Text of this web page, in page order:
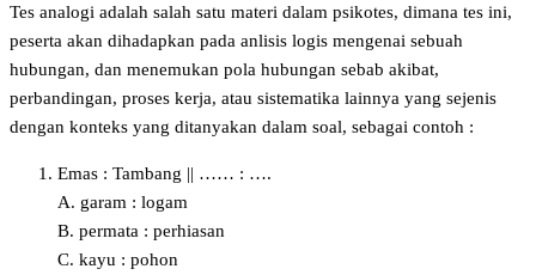
Tes analogi adalah salah satu materi dalam psikotes, dimana tes ini,
peserta akan dihadapkan pada anlisis logis mengenai sebuah
hubungan, dan menemukan pola hubungan sebab akibat,
perbandingan, proses kerja, atau sistematika lainnya yang sejenis
dengan konteks yang ditanyakan dalam soal, sebagai contoh :
Emas : Tambang || …… : ….
A. garam : logam
B. permata : perhiasan
C. kayu : pohon